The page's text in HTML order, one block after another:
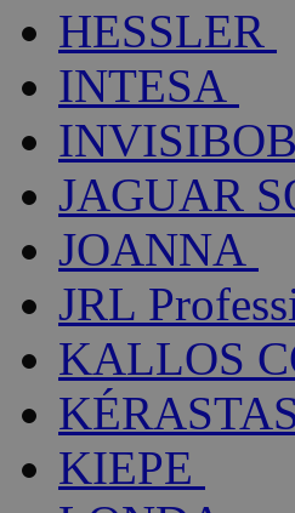
HESSLER
INTESA
JAGUAR
JOANNA
JRL
KALLOS
KIEPE